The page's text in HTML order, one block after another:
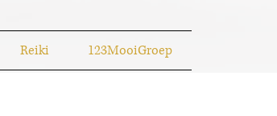
Reiki 123MooiGroep